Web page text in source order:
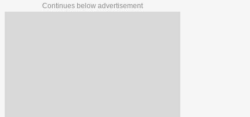
Continues below advertisement